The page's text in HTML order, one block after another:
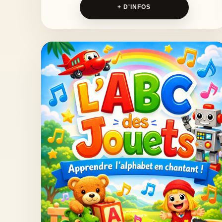
+ D'INFOS